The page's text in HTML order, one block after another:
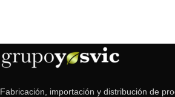
Fabricación, importación y distribución de